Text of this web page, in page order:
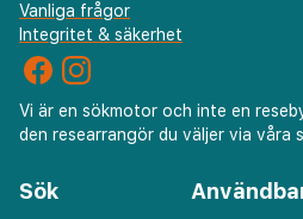
Vanliga frågor
Integritet & säkerhet
Vi är en sökmotor och inte en
den researrangör du väljer via våra
Sök